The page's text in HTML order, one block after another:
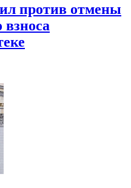
против отмены
взноса